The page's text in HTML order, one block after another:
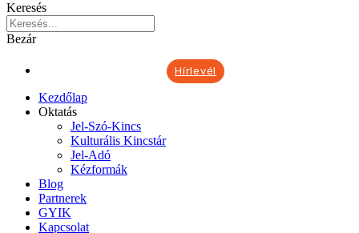
Keresés
Bezár
Hírlevél
Kezdőlap
Oktatás
Jel-Szó-Kincs
Kulturális Kincstár
Jel-Adó
Kézformák
Blog
Partnerek
GYIK
Kapcsolat